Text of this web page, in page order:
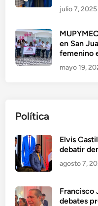
julio 7, 2025
en San
femenino
mayo 19,
Política
Elvis
debatir
agosto 7,
Francisco
debates